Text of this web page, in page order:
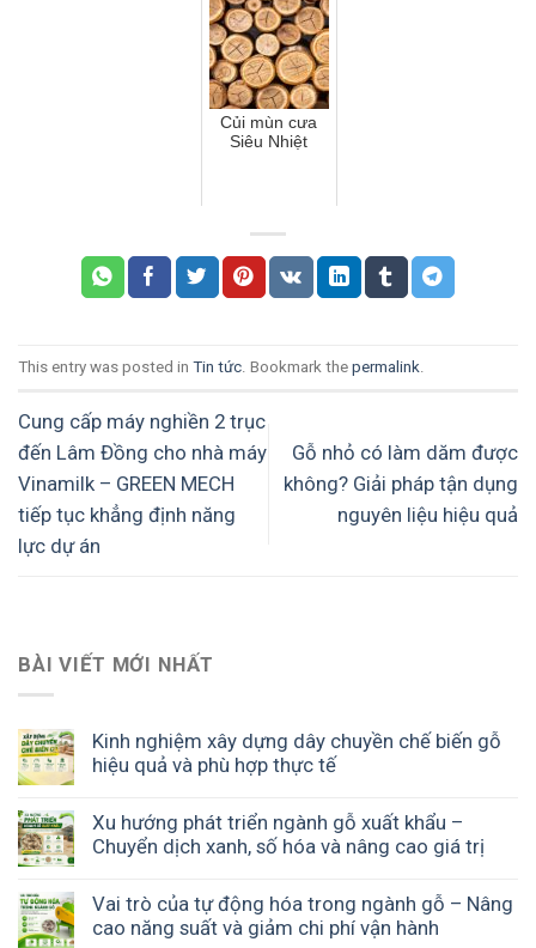
BÀI VIẾT MỚI NHẤT
Kinh nghiệm xây dựng dây chuyền chế biến gỗ
hiệu quả và phù hợp thực tế
Xu hướng phát triển ngành gỗ xuất khẩu –
Chuyển dịch xanh, số hóa và nâng cao giá trị
Vai trò của tự động hóa trong ngành gỗ – Nâng
cao năng suất và giảm chi phí vận hành
Củi mùn cưa
Siêu Nhiệt
This entry was posted in Tin tức . Bookmark the permalink
Cung cấp máy nghiền 2 trục
đến Lâm Đồng cho nhà máy
Vinamilk – GREEN MECH
tiếp tục khẳng định năng
lực dự án
Gỗ nhỏ có làm dăm được
không? Giải pháp tận dụng
nguyên liệu hiệu quả